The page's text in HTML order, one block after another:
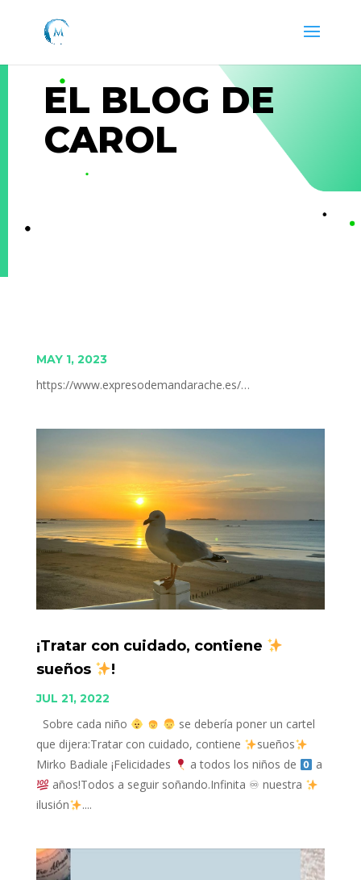
EL BLOG DE
CAROL
MAY 1, 2023
https://www.expresodemandarache.es/…
¡Tratar con cuidado, contiene
sueños
!
JUL 21, 2022
Sobre cada niño
se debería poner un cartel
que dijera:Tratar con cuidado, contiene
sueños
Mirko Badiale ¡Felicidades
a todos los niños de
a
años!Todos a seguir soñando.Infinita ♾ nuestra
ilusión
....